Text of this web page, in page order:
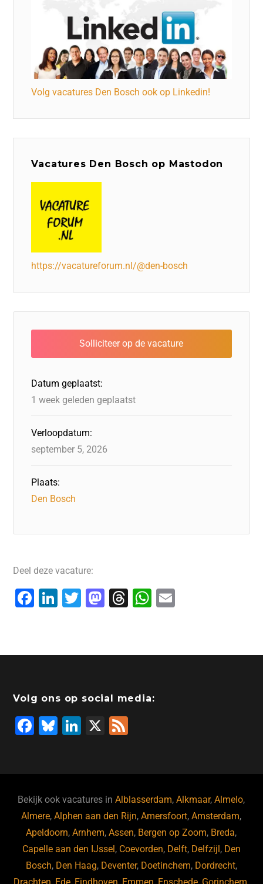
Volg vacatures Den Bosch ook op Linkedin!
Vacatures Den Bosch op Mastodon
https://vacatureforum.nl/@den-bosch
Datum geplaatst:
1 week geleden geplaatst
Verloopdatum:
september 5, 2026
Plaats:
Den Bosch
Deel deze vacature:
F
e
o
o
k
Li
e
n
T
er
M
o
o
n
T
a
s
W
s
p
l
Volg ons op social media:
F
b
o
o
k
Bl
ky
Li
dI
n
X
Bekijk ook vacatures inAlblasserdam,Alkmaar,Almelo,
Almere,Alphen aan den Rijn,Amersfoort,Amsterdam,
Apeldoorn,Arnhem,Assen, Bergen op Zoom, Breda,
Capelle aan den IJssel, Coevorden, Delft, Delfzijl, Den
Bosch, Den Haag, Deventer, Doetinchem, Dordrecht,